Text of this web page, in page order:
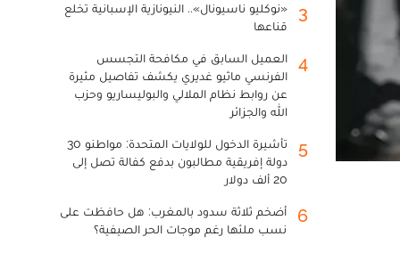
3
«نوكليو ناسيونال».. النيونازية الإسبانية تخلع
قناعها
4
العميل السابق في مكافحة التجسس
الفرنسي ماثيو غديري يكشف تفاصيل مثيرة
عن روابط نظام الملالي والبوليساريو وحزب
الله والجزائر
5
تأشيرة الدخول للولايات المتحدة: مواطنو 30
دولة إفريقية مطالبون بدفع كفالة تصل إلى
20 ألف دولار
6
أضخم ثلاثة سدود بالمغرب: هل حافظت على
نسب ملئها رغم موجات الحر الصيفية؟